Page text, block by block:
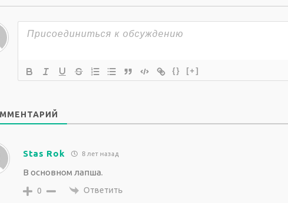
{} [+]
Stas Rok 8 лет назад
В основном лапша.
0 Ответить